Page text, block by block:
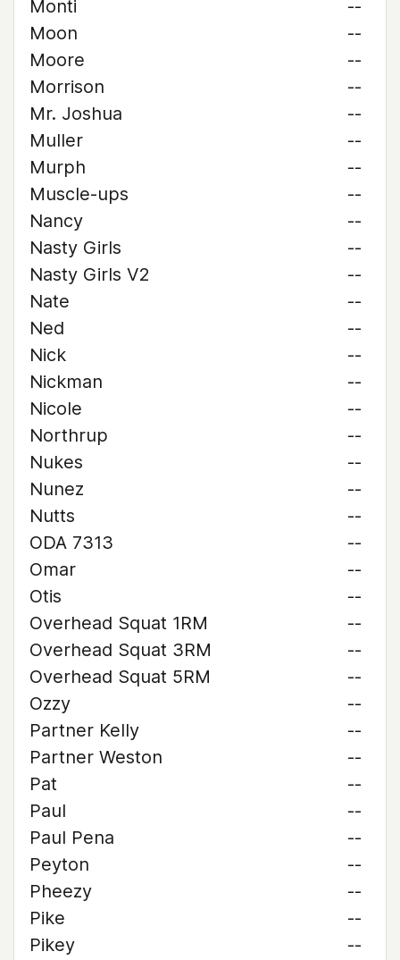
Monti
--
Moon
--
Moore
--
Morrison
--
Mr. Joshua
--
Muller
--
Murph
--
Muscle-ups
--
Nancy
--
Nasty Girls
--
Nasty Girls V2
--
Nate
--
Ned
--
Nick
--
Nickman
--
Nicole
--
Northrup
--
Nukes
--
Nunez
--
Nutts
--
ODA 7313
--
Omar
--
Otis
--
Overhead Squat 1RM
--
Overhead Squat 3RM
--
Overhead Squat 5RM
--
Ozzy
--
Partner Kelly
--
Partner Weston
--
Pat
--
Paul
--
Paul Pena
--
Peyton
--
Pheezy
--
Pike
--
Pikey
--